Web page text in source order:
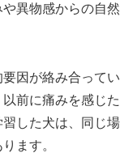
異物感からの自然
因が絡み合ってい
前に痛みを感じた
した犬は、同じ場
ます。